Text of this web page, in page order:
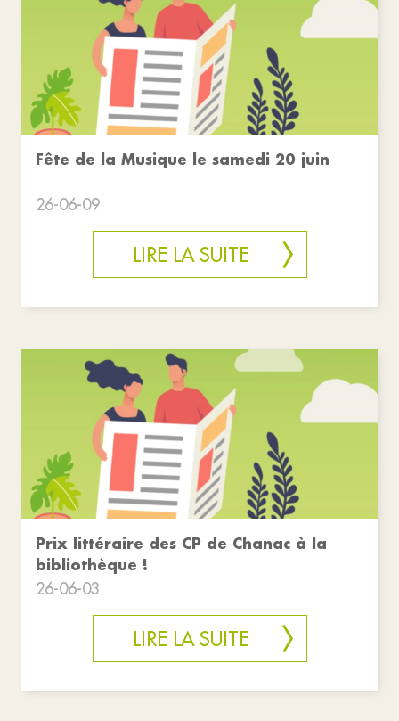
Fête de la Musique le samedi 20 juin
26-06-09
LIRE LA SUITE
Prix littéraire des CP de Chanac à la
bibliothèque !
26-06-03
LIRE LA SUITE